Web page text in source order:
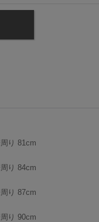
り 81cm
り 84cm
り 87cm
り 90cm